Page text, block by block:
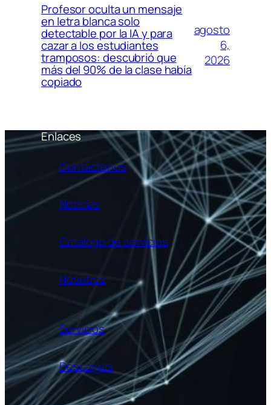
Profesor oculta un mensaje
en letra blanca solo
detectable por la IA y para
cazar a los estudiantes
tramposos: descubrió que
más del 90% de la clase había
copiado
agosto
6,
2026
Enlaces
Contáctenos
Noticias
Catálogo de servicios
Nosotros
Servicios
Descargas